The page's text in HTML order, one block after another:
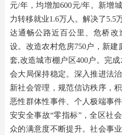
元/年，均增加600元/年。新增
力转移就业1.6万人。解决了5.5
达通畅公路近百公里、危桥改
设。改造农村危房750户，新建
套,改造城市棚户区400户。完
会大局保持稳定。深入推进法
新社会管理，规范信访秩序，
恶性群体性事件、个人极端事
安安全事故“零指标”，全区社
众的满意度不断提升。社会事